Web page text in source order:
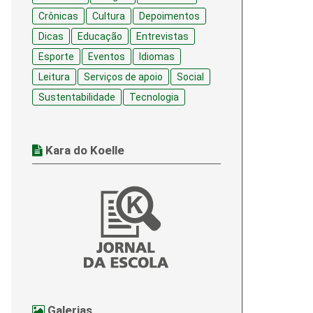
Crônicas
Cultura
Depoimentos
Dicas
Educação
Entrevistas
Esporte
Eventos
Idiomas
Leitura
Serviços de apoio
Social
Sustentabilidade
Tecnologia
Kara do Koelle
Galerias